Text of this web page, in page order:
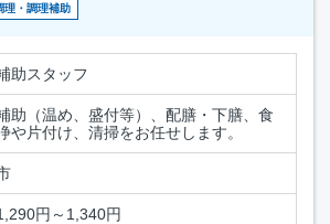
理・調理補助
助スタッフ
助（温め、盛付等）、配膳・下膳、食
や片付け、清掃をお任せします。
円～1,340円